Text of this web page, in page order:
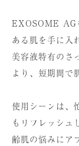
EXOSOME AG
ある肌を手に入
美容液特有のさ
より、短期間で
使用シーンは、
もリフレッシュ
齢肌の悩みにア